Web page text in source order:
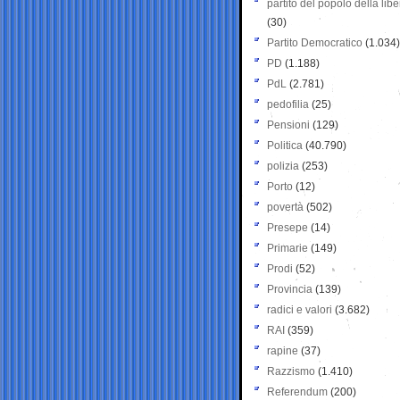
partito del popolo della
(30)
Partito Democratico (1.034)
PD (1.188)
PdL (2.781)
pedofilia (25)
Pensioni (129)
Politica (40.790)
polizia (253)
Porto (12)
povertà (502)
Presepe (14)
Primarie (149)
Prodi (52)
Provincia (139)
radici e valori (3.682)
RAI (359)
rapine (37)
Razzismo (1.410)
Referendum (200)